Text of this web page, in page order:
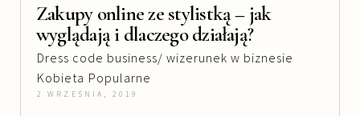
Zakupy online ze stylistką – jak
wyglądają i dlaczego działają?
Dress code business/ wizerunek w biznesie
Kobieta Popularne
2 WRZEŚNIA, 2019